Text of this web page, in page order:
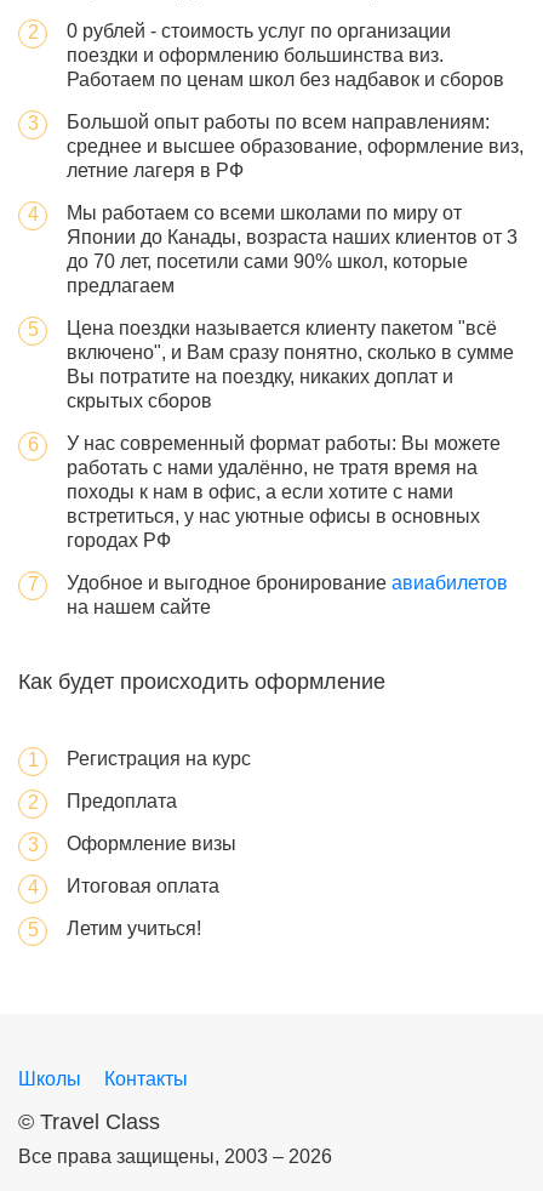
0 рублей - стоимость услуг по организации
поездки и оформлению большинства виз.
Работаем по ценам школ без надбавок и сборов
Большой опыт работы по всем направлениям:
среднее и высшее образование, оформление виз,
летние лагеря в РФ
Мы работаем со всеми школами по миру от
Японии до Канады, возраста наших клиентов от 3
до 70 лет, посетили сами 90% школ, которые
предлагаем
Цена поездки называется клиенту пакетом "всё
включено", и Вам сразу понятно, сколько в сумме
Вы потратите на поездку, никаких доплат и
скрытых сборов
У нас современный формат работы: Вы можете
работать с нами удалённо, не тратя время на
походы к нам в офис, а если хотите с нами
встретиться, у нас уютные офисы в основных
городах РФ
Удобное и выгодное бронирование авиабилетов
на нашем сайте
Как будет происходить оформление
Регистрация на курс
Предоплата
Оформление визы
Итоговая оплата
Летим учиться!
Школы Контакты
© Travel Class
Все права защищены, 2003 – 2026